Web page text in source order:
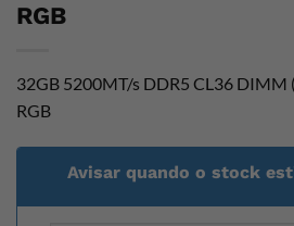
RGB
32GB 5200MT/s DDR5 CL36 DIMM
RGB
Avisar quando o stock